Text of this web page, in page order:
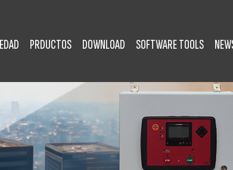
PRDUCTOS DOWNLOAD SOFTWARE TOOLS